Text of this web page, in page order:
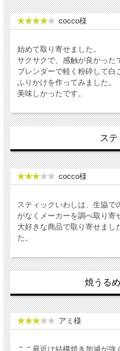
cocco様
始めて取り寄せました。
サクサクで、感触が良かった
ブレンダーで軽く粉砕して白
ふりかけを作ってみました。
美味しかったです。
ス
cocco様
スティックいわしは、生協
がなくメーカーを調べ取り寄
大好きな商品で取り寄せまし
た。
焼うる
アミ様
ここ最近は結構焼き加減が